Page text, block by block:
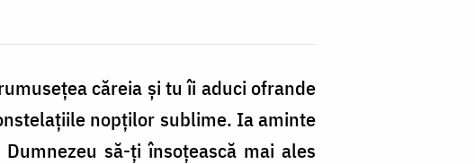
căreia și tu îi aduci ofrande
nopților sublime. Ia aminte
să-ți însoțească mai ales